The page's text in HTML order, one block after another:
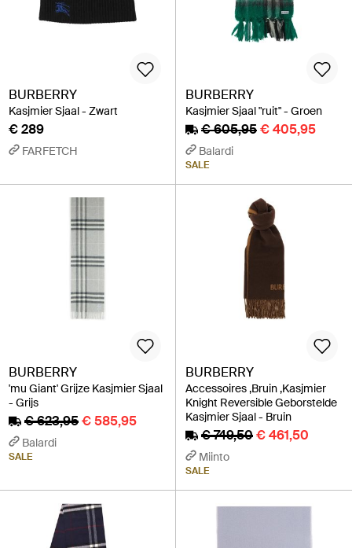
BURBERRY
Kasjmier Sjaal - Zwart
€ 289
FARFETCH
BURBERRY
Kasjmier Sjaal "ruit" - Groen
€ 605,95€ 405,95
Balardi
SALE
BURBERRY
'mu Giant' Grijze Kasjmier Sjaal
- Grijs
€ 623,95€ 585,95
Balardi
SALE
BURBERRY
Accessoires ,Bruin ,Kasjmier
Knight Reversible Geborstelde
Kasjmier Sjaal - Bruin
€ 749,50€ 461,50
Miinto
SALE